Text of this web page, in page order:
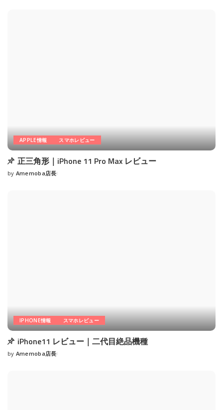
APPLE情報 スマホレビュー
正三角形｜iPhone 11 Pro Max レビュー
Posted
by Amemoba店長
IPHONE情報 スマホレビュー
iPhone11 レビュー｜二代目絶品機種
Posted
by Amemoba店長